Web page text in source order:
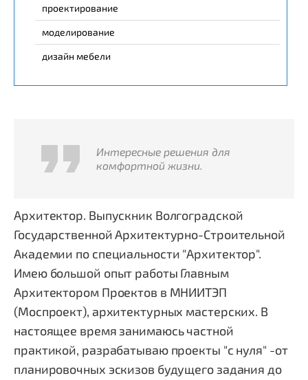
проектирование
моделирование
дизайн мебели
Интересные решения для
комфортной жизни.
Архитектор. Выпускник Волгоградской
Государственной Архитектурно-Строительной
Академии по специальности "Архитектор".
Имею большой опыт работы Главным
Архитектором Проектов в МНИИТЭП
(Моспроект), архитектурных мастерских. В
настоящее время занимаюсь частной
практикой, разрабатываю проекты "с нуля" -от
планировочных эскизов будущего задания до